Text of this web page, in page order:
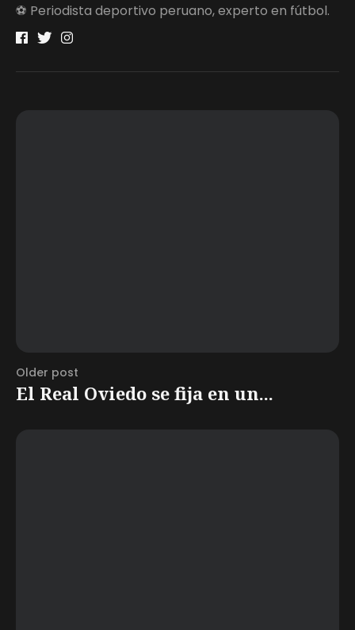
⚽ Periodista deportivo peruano, experto en fútbol.
Older post
El Real Oviedo se fija en un...